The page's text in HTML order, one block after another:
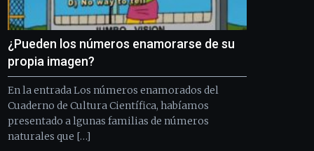
exposiciones,
conferencias,
docufórums
y
espectáculos
de
ciencia
del
16
de
¿Pueden los números enamorarse de su
propia imagen?
En la entrada Los números enamorados del
Cuaderno de Cultura Científica, habíamos
presentado a lgunas familias de números
naturales que […]